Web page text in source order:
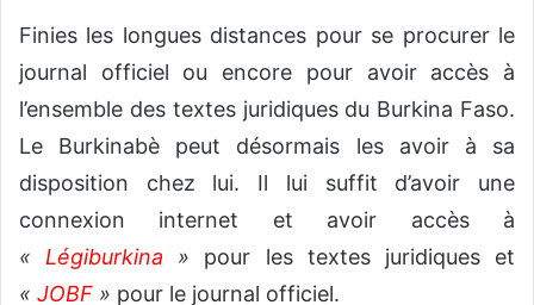
Finies les longues distances pour se procurer le
journal officiel ou encore pour avoir accès à
l’ensemble des textes juridiques du Burkina Faso.
Le Burkinabè peut désormais les avoir à sa
disposition chez lui. Il lui suffit d’avoir une
connexion internet et avoir accès à
« Légiburkina » pour les textes juridiques et
« JOBF » pour le journal officiel.